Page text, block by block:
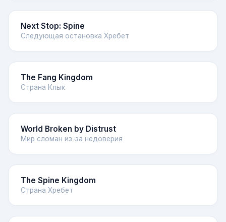
Next Stop: Spine
Следующая остановка Хребет
The Fang Kingdom
Страна Клык
World Broken by Distrust
Мир сломан из-за недоверия
The Spine Kingdom
Страна Хребет